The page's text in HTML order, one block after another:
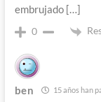
embrujado […]
0
ben 15 años han